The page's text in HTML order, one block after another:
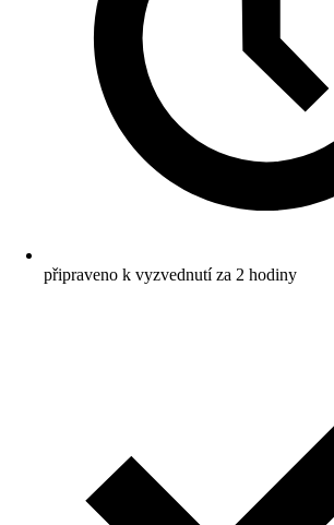
připraveno k vyzvednutí za 2 hodiny